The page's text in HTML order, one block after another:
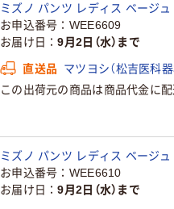
ミズノ パンツ レディス ベージュ
お申込番号
WEE6609
お届け日
9月2日（水）まで
直送品
マツヨシ（松吉医科器
この出荷元の商品は商品代金に配
ミズノ パンツ レディス ベージュ
お申込番号
WEE6610
お届け日
9月2日（水）まで